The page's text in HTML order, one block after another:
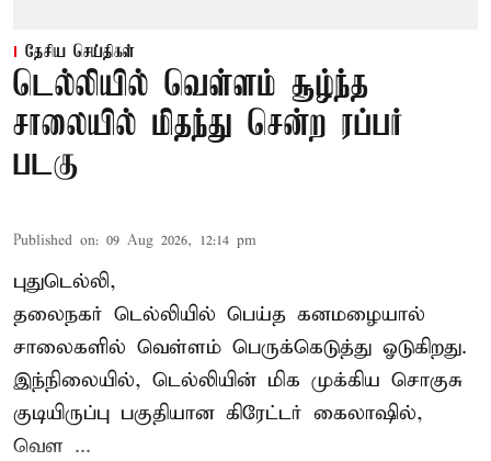
தேசிய செய்திகள்
டெல்லியில் வெள்ளம் சூழ்ந்த
சாலையில் மிதந்து சென்ற ரப்பர்
படகு
Published on: 09 Aug 2026, 12:14 pm
புதுடெல்லி,
தலைநகர் டெல்லியில் பெய்த கனமழையால்
சாலைகளில் வெள்ளம் பெருக்கெடுத்து ஓடுகிறது.
இந்நிலையில், டெல்லியின் மிக முக்கிய சொகுசு
குடியிருப்பு பகுதியான கிரேட்டர் கைலாஷில்,
வெள ...